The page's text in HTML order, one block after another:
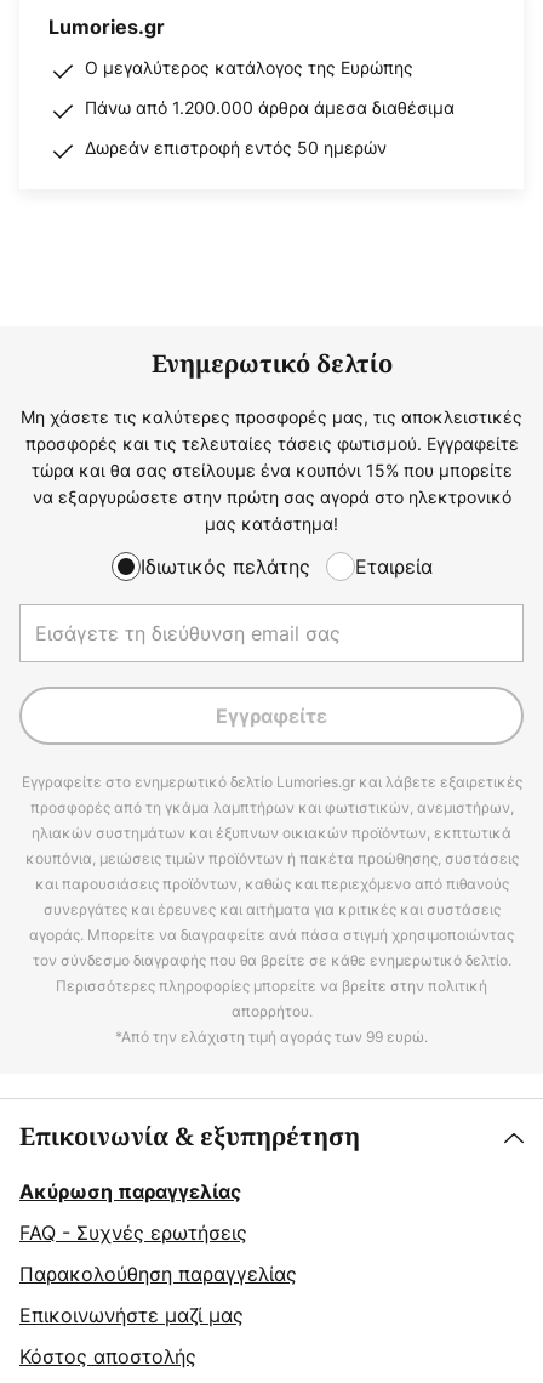
Lumories.gr
Ο μεγαλύτερος κατάλογος της Ευρώπης
Πάνω από 1.200.000 άρθρα άμεσα διαθέσιμα
Δωρεάν επιστροφή εντός 50 ημερών
Ενημερωτικό δελτίο
Μη χάσετε τις καλύτερες προσφορές μας, τις αποκλειστικές
προσφορές και τις τελευταίες τάσεις φωτισμού. Εγγραφείτε
τώρα και θα σας στείλουμε ένα κουπόνι 15% που μπορείτε
να εξαργυρώσετε στην πρώτη σας αγορά στο ηλεκτρονικό
μας κατάστημα!
Ιδιωτικός πελάτης Εταιρεία
Εγγραφείτε
Εγγραφείτε στο ενημερωτικό δελτίο Lumories.gr και λάβετε εξαιρετικές
προσφορές από τη γκάμα λαμπτήρων και φωτιστικών, ανεμιστήρων,
ηλιακών συστημάτων και έξυπνων οικιακών προϊόντων, εκπτωτικά
κουπόνια, μειώσεις τιμών προϊόντων ή πακέτα προώθησης, συστάσεις
και παρουσιάσεις προϊόντων, καθώς και περιεχόμενο από πιθανούς
συνεργάτες και έρευνες και αιτήματα για κριτικές και συστάσεις
αγοράς. Μπορείτε να διαγραφείτε ανά πάσα στιγμή χρησιμοποιώντας
τον σύνδεσμο διαγραφής που θα βρείτε σε κάθε ενημερωτικό δελτίο.
Περισσότερες πληροφορίες μπορείτε να βρείτε στην πολιτική
απορρήτου.
*Από την ελάχιστη τιμή αγοράς των 99 ευρώ.
Επικοινωνία & εξυπηρέτηση
Ακύρωση παραγγελίας
FAQ - Συχνές ερωτήσεις
Παρακολούθηση παραγγελίας
Επικοινωνήστε μαζί μας
Κόστος αποστολής